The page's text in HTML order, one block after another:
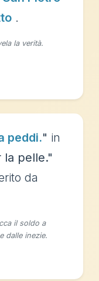
.
la verità.
peddi." in
la pelle."
da
il soldo a
dalle inezie.